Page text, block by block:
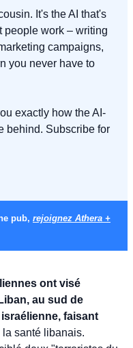
It's the AI that's
people work – writing
campaigns,
you never have to
exactly how the AI-
behind. Subscribe for
pub, rejoignez Athera +
ont visé
au sud de
faisant
santé libanais.